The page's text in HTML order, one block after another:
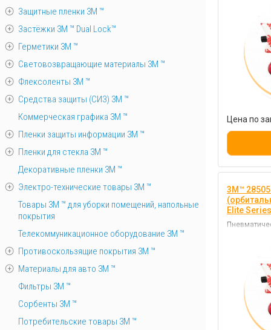
Цена по
3M™
Elite Series
Защитные пленки 3М ™
Застёжки 3М ™ Dual Lock™
Герметики 3М ™
Световозвращающие материалы 3М ™
Флексоленты 3М ™
Средства защиты (СИЗ) 3M ™
Коммерческая графика 3М ™
Пленки защиты информации 3М ™
Пленки для стекла 3М ™
Декоративные пленки 3М ™
Электро-технические товары 3М ™
Товары 3М ™ для уборки помещений, напольные
покрытия
Телекоммуникационное оборудование 3М ™
Противоскользящие покрытия 3М ™
Материалы для авто 3М ™
Фильтры 3М ™
Сорбенты 3М ™
Потребительские товары 3М ™